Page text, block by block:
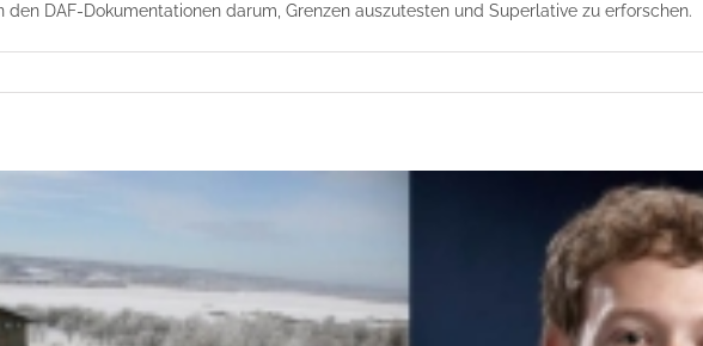
den DAF-Dokumentationen darum, Grenzen auszutesten und Superlative zu erforschen.